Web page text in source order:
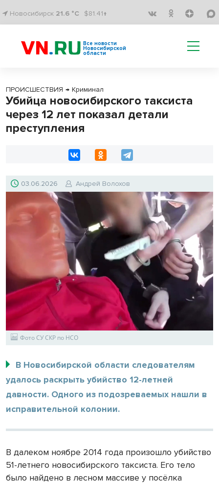
Новосибирск 21.6 °C $81.41↑
Все новости
Новосибирской
области
ПРОИСШЕСТВИЯ → Криминал
Убийца новосибирского таксиста
через 12 лет показал детали
преступления
03.06.2026 Андрей Волохов
Фото СУ СКР по НСО
В Новосибирской области следователям
удалось раскрыть убийство 12-летней
давности. Одного из подозреваемых нашли в
исправительной колонии.
В далеком ноябре 2014 года произошло убийство
51-летнего новосибирского таксиста. Его тело
было найдено в лесном массиве у посёлка